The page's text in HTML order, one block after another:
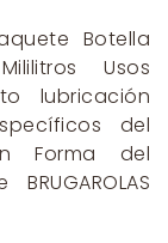
Botella
Usos
lubricación
del
Forma del